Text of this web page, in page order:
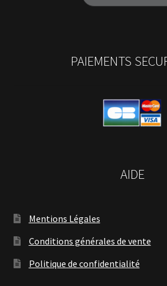
PAIEMENTS
AIDE
Mentions Légales
Conditions générales de vente
Politique de confidentialité